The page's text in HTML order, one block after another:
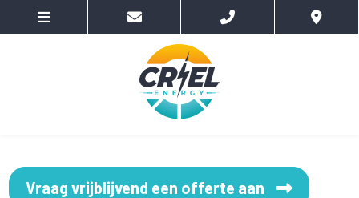
Vraag vrijblijvend een offerte aan